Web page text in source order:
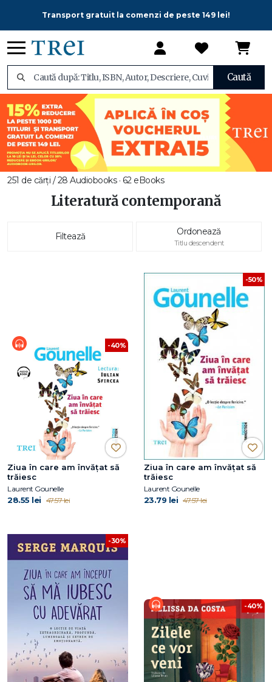
Transport gratuit la comenzi de peste 149 lei!
Caută
251 de cărți / 28 Audiobooks · 62 eBooks
Literatură contemporană
Filtează Ordonează
Titlu descendent
-40%
Ziua în care am învățat să
trăiesc
Laurent Gounelle
28.55 lei 47.57 lei
-50%
Ziua în care am învățat să
trăiesc
Laurent Gounelle
23.79 lei 47.57 lei
-30%
-40%